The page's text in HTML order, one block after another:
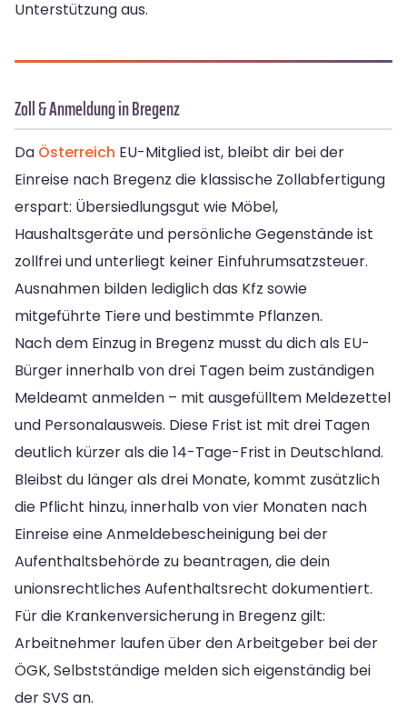
Unterstützung aus.
Zoll & Anmeldung in Bregenz
Da Österreich EU-Mitglied ist, bleibt dir bei der
Einreise nach Bregenz die klassische Zollabfertigung
erspart: Übersiedlungsgut wie Möbel,
Haushaltsgeräte und persönliche Gegenstände ist
zollfrei und unterliegt keiner Einfuhrumsatzsteuer.
Ausnahmen bilden lediglich das Kfz sowie
mitgeführte Tiere und bestimmte Pflanzen.
Nach dem Einzug in Bregenz musst du dich als EU-
Bürger innerhalb von drei Tagen beim zuständigen
Meldeamt anmelden – mit ausgefülltem Meldezettel
und Personalausweis. Diese Frist ist mit drei Tagen
deutlich kürzer als die 14-Tage-Frist in Deutschland.
Bleibst du länger als drei Monate, kommt zusätzlich
die Pflicht hinzu, innerhalb von vier Monaten nach
Einreise eine Anmeldebescheinigung bei der
Aufenthaltsbehörde zu beantragen, die dein
unionsrechtliches Aufenthaltsrecht dokumentiert.
Für die Krankenversicherung in Bregenz gilt:
Arbeitnehmer laufen über den Arbeitgeber bei der
ÖGK, Selbstständige melden sich eigenständig bei
der SVS an.